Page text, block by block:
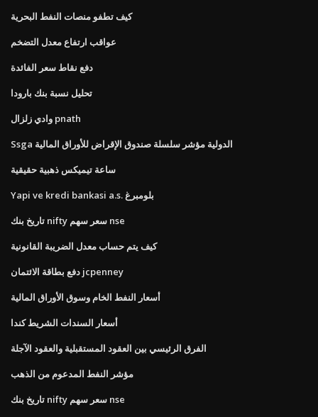
كيف تطفو منصات النفط البحرية
عواقب ارتفاع معدل التضخم
دفع نقاط سعر الفائدة
تحليل نسبة بنك بارودا
وادي زلزال pnath
Ssga الدولية مؤشر سلسلة صندوق الإقراض للأوراق المالية
ساعة تيميكس ذهبية حقيقية
Yapi ve kredi bankasi a.s. بلومبرغ
تاريخ بنك nifty سعر سهم nse
كيف يتم حساب معدل الضريبة القانونية
دفع بطاقة الائتمان jcpenney
أسعار النفط الخام وسوق الأوراق المالية
أسعار السندات الشريط كندا
الفرق الرئيسي بين العقود المستقبلية والعقود الآجلة
مؤشر النفط المدعوم من الذهب
تاريخ بنك nifty سعر سهم nse